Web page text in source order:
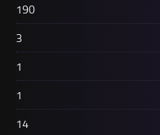
190
3
1
1
14